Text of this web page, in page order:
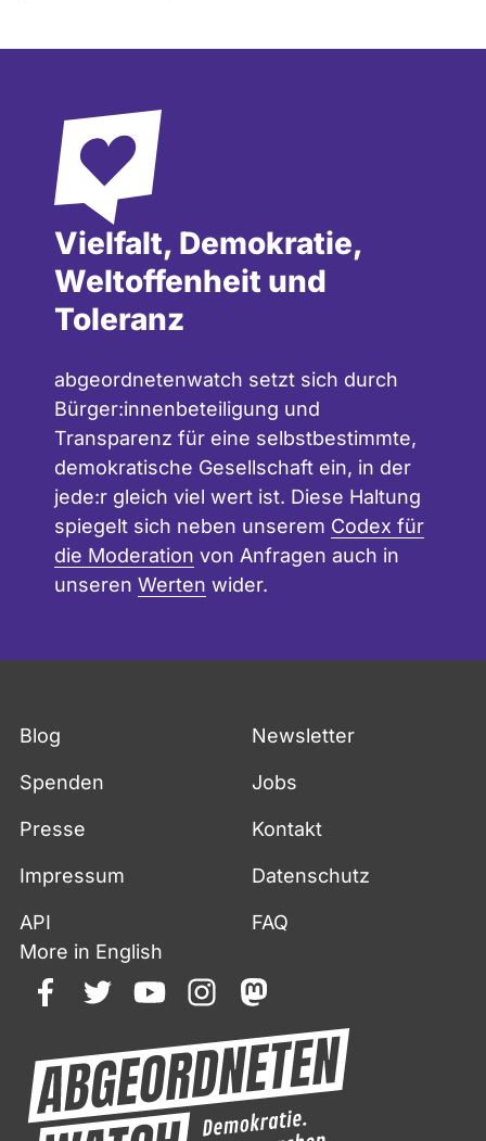
Vielfalt, Demokratie,
Weltoffenheit und
Toleranz
abgeordnetenwatch setzt sich durch
Bürger:innenbeteiligung und
Transparenz für eine selbstbestimmte,
demokratische Gesellschaft ein, in der
jede:r gleich viel wert ist. Diese Haltung
spiegelt sich neben unserem Codex für
die Moderation von Anfragen auch in
unseren Werten wider.
Blog Newsletter
Spenden Jobs
Presse Kontakt
Impressum Datenschutz
API
FAQ
More in English
facebooktwitteryoutubeinstagrammastodon